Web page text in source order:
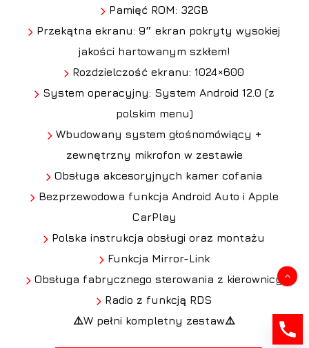
Kwota: 0,00zł
Zobacz koszyk Zamówienie
Pamięć ROM: 32GB
Przekątna ekranu: 9″ ekran pokryty wysokiej
jakości hartowanym szkłem!
Rozdzielczość ekranu: 1024×600
System operacyjny: System Android 12.0 (z
polskim menu)
Wbudowany system głośnomówiący +
zewnętrzny mikrofon w zestawie
Obsługa akcesoryjnych kamer cofania
Bezprzewodowa funkcja Android Auto i Apple
CarPlay
Polska instrukcja obsługi oraz montażu
Funkcja Mirror-Link
Obsługa fabrycznego sterowania z kierownicy
Radio z funkcją RDS
⚠️W pełni kompletny zestaw⚠️